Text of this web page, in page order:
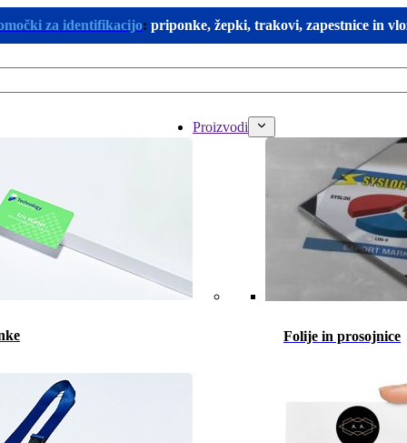
za identifikacijo: priponke, žepki, trakovi, zapestnice in
Proizvodi
Folije in prosojnice